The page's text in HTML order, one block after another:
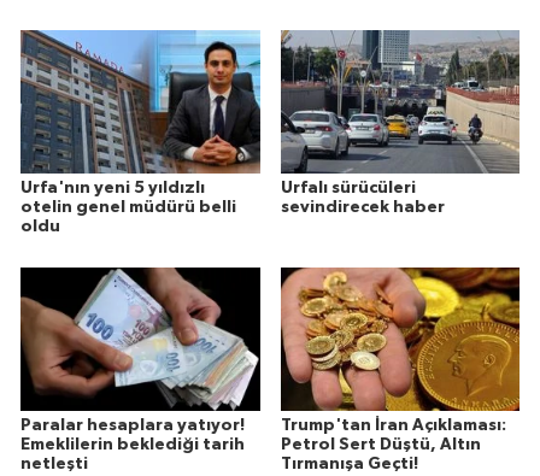
Urfa'nın yeni 5 yıldızlı
otelin genel müdürü belli
oldu
Urfalı sürücüleri
sevindirecek haber
Paralar hesaplara yatıyor!
Emeklilerin beklediği tarih
netleşti
Trump'tan İran Açıklaması:
Petrol Sert Düştü, Altın
Tırmanışa Geçti!